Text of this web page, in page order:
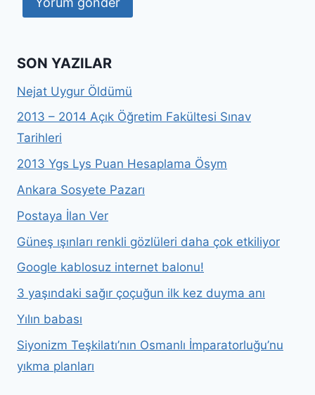
SON YAZILAR
Nejat Uygur Öldümü
2013 – 2014 Açık Öğretim Fakültesi Sınav
Tarihleri
2013 Ygs Lys Puan Hesaplama Ösym
Ankara Sosyete Pazarı
Postaya İlan Ver
Güneş ışınları renkli gözlüleri daha çok etkiliyor
Google kablosuz internet balonu!
3 yaşındaki sağır çoçuğun ilk kez duyma anı
Yılın babası
Siyonizm Teşkilatı’nın Osmanlı İmparatorluğu’nu
yıkma planları